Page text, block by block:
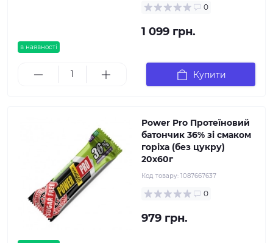
в наявності
0
1 099 грн.
Купити
Power Pro Протеїновий
батончик 36% зі смаком
горіха (без цукру)
20х60г
Код товару: 1087667637
0
979 грн.